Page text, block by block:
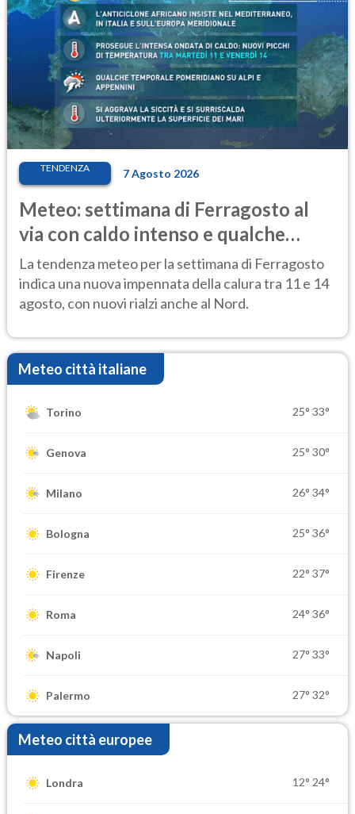
TENDENZA 7 Agosto 2026
Meteo: settimana di Ferragosto al
via con caldo intenso e qualche
temporale
La tendenza meteo per la settimana di Ferragosto
indica una nuova impennata della calura tra 11 e 14
agosto, con nuovi rialzi anche al Nord.
Meteo città italiane
Torino 25° 33°
Genova 25° 30°
Milano 26° 34°
Bologna 25° 36°
Firenze 22° 37°
Roma 24° 36°
Napoli 27° 33°
Palermo 27° 32°
Meteo città europee
Londra 12° 24°